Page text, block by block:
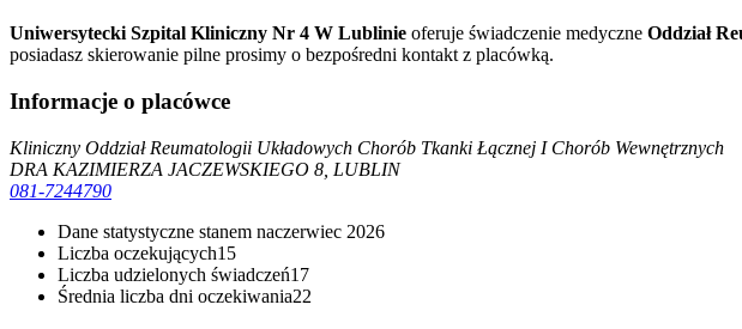
Uniwersytecki Szpital Kliniczny Nr 4 W Lublinie oferuje świadczenie medyczne Oddział
posiadasz skierowanie pilne prosimy o bezpośredni kontakt z placówką.
Informacje o placówce
Kliniczny Oddział Reumatologii Układowych Chorób Tkanki Łącznej I Chorób Wewnętrznych
DRA KAZIMIERZA JACZEWSKIEGO 8, LUBLIN
081-7244790
Dane statystyczne stanem naczerwiec 2026
Liczba oczekujących15
Liczba udzielonych świadczeń17
Średnia liczba dni oczekiwania22